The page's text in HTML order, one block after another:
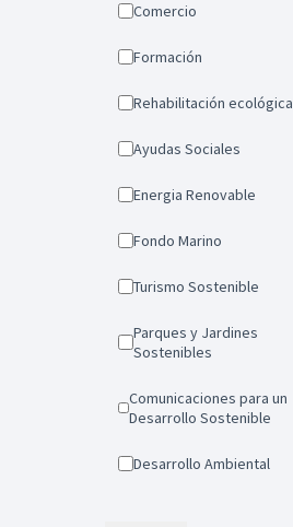
Comercio
Formación
Rehabilitación ecológica
Ayudas Sociales
Energia Renovable
Fondo Marino
Turismo Sostenible
Parques y Jardines
Sostenibles
Comunicaciones para un
Desarrollo Sostenible
Desarrollo Ambiental